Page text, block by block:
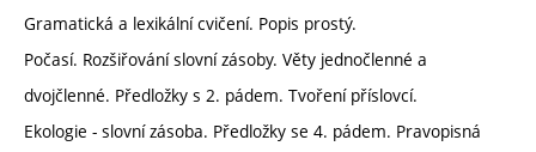
Gramatická a lexikální cvičení. Popis prostý.
Počasí. Rozšiřování slovní zásoby. Věty jednočlenné a
dvojčlenné. Předložky s 2. pádem. Tvoření příslovcí.
Ekologie - slovní zásoba. Předložky se 4. pádem. Pravopisná